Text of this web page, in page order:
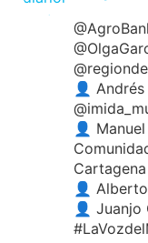
👤
👤
👤
👤 Juanjo